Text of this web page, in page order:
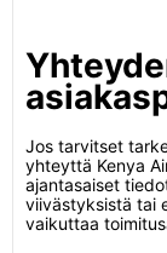
Jos tarvitset
yhteyttä Kenya
ajantasaiset
viivästyksistä tai
vaikuttaa